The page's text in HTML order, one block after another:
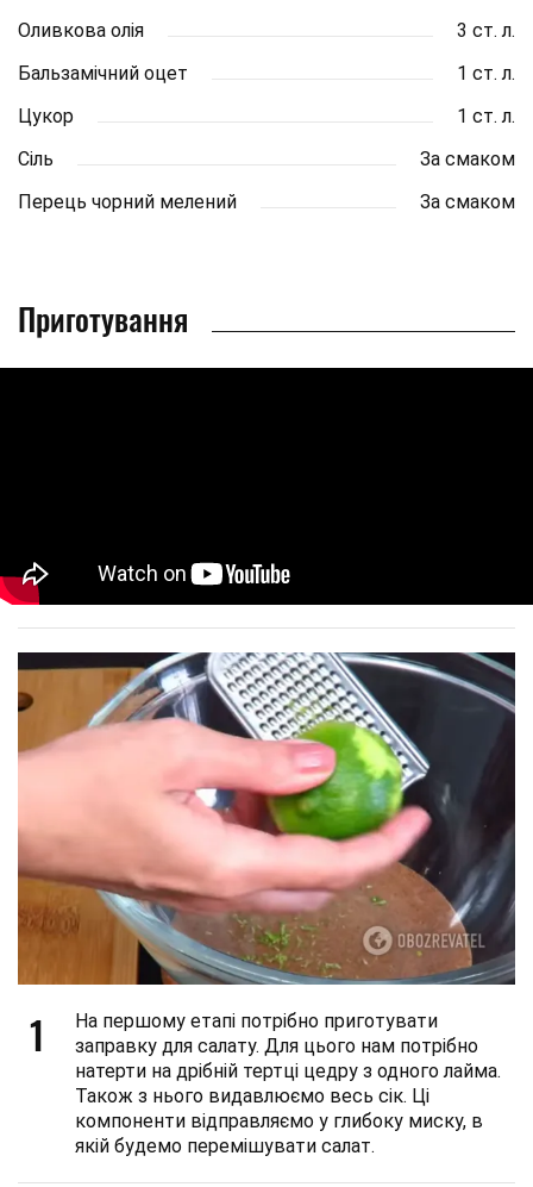
Оливкова олія
3 ст. л.
Бальзамічний оцет
1 ст. л.
Цукор
1 ст. л.
Сіль
За смаком
Перець чорний мелений
За смаком
Приготування
1
На першому етапі потрібно приготувати
заправку для салату. Для цього нам потрібно
натерти на дрібній тертці цедру з одного лайма.
Також з нього видавлюємо весь сік. Ці
компоненти відправляємо у глибоку миску, в
якій будемо перемішувати салат.